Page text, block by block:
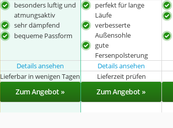
besonders luftig und
atmungsaktiv
sehr dämpfend
bequeme Passform
perfekt für lange
Läufe
verbesserte
Außensohle
gute
Fersenpolsterung
Details ansehen Details ansehen
Lieferbar in wenigen Tagen Lieferzeit prüfen
Zum Angebot » Zum Angebot »